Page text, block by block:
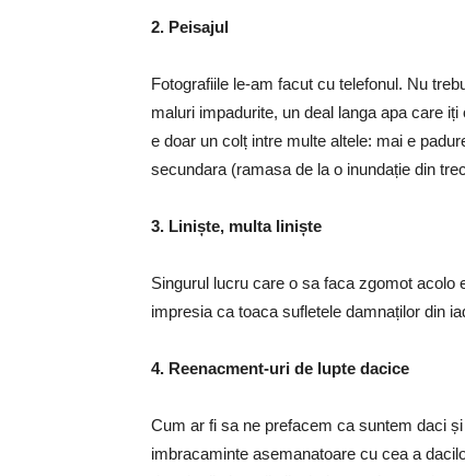
2. Peisajul
Fotografiile le-am facut cu telefonul. Nu
maluri impadurite, un deal langa apa care
e doar un colț intre multe altele: mai e
secundara (ramasa de la o inundație din
3. Liniște, multa liniște
Singurul lucru care o sa faca zgomot acolo
impresia ca toaca sufletele damnaților din
4. Reenacment-uri de lupte dacice
Cum ar fi sa ne prefacem ca suntem daci
imbracaminte asemanatoare cu cea a